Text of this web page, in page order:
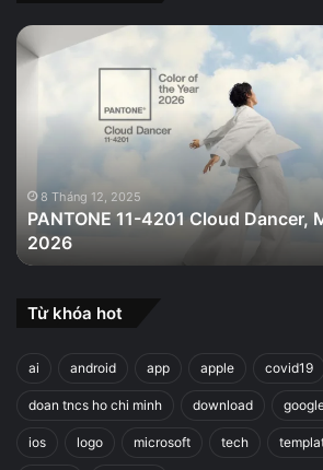
PANTONE
11-
Màu
của
năm
2026
8 Tháng 12, 2025
PANTONE 11-4201 Cloud Dancer,
2026
Từ khóa hot
ai android app apple covid19
doan tncs ho chi minh download
ios logo microsoft tech